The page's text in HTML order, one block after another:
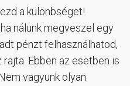
a különbséget!
nálunk megveszel egy
pénzt felhasználhatod,
Ebben az esetben is
vagyunk olyan